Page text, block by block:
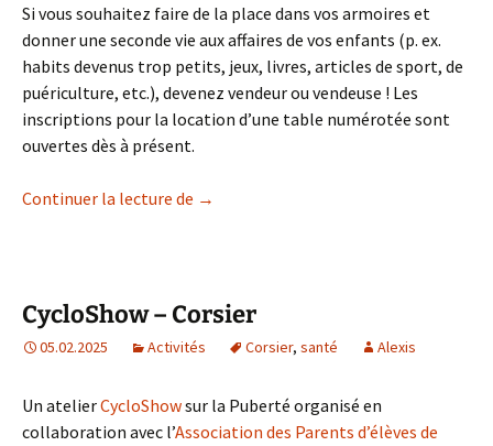
Si vous souhaitez faire de la place dans vos armoires et
donner une seconde vie aux affaires de vos enfants (p. ex.
habits devenus trop petits, jeux, livres, articles de sport, de
puériculture, etc.), devenez vendeur ou vendeuse ! Les
inscriptions pour la location d’une table numérotée sont
ouvertes dès à présent.
Continuer la lecture de Bourse de printemps 2025 –
→
CycloShow – Corsier
05.02.2025 Activités Corsier, santé Alexis
Un atelierCycloShowsur la Puberté organisé en
collaboration avec l’Association des Parents d’élèves de